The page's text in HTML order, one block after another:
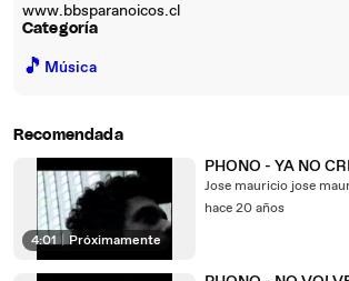
www.bbsparanoicos.cl
Categoría
🎵 Música
Recomendada
4:01 | Próximamente
PHONO - YA NO
Jose mauricio jose
hace 20 años